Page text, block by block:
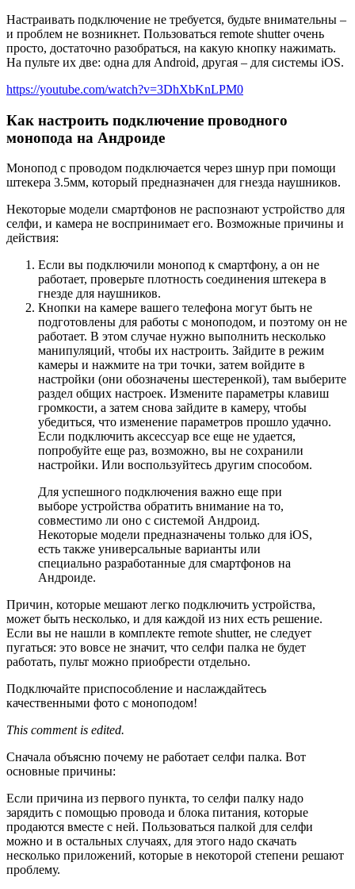
Настраивать подключение не требуется, будьте внимательны –
и проблем не возникнет. Пользоваться remote shutter очень
просто, достаточно разобраться, на какую кнопку нажимать.
На пульте их две: одна для Android, другая – для системы iOS.
https://youtube.com/watch?v=3DhXbKnLPM0
Как настроить подключение проводного
монопода на Андроиде
Монопод с проводом подключается через шнур при помощи
штекера 3.5мм, который предназначен для гнезда наушников.
Некоторые модели смартфонов не распознают устройство для
селфи, и камера не воспринимает его. Возможные причины и
действия:
Если вы подключили монопод к смартфону, а он не
работает, проверьте плотность соединения штекера в
гнезде для наушников.
Кнопки на камере вашего телефона могут быть не
подготовлены для работы с моноподом, и поэтому он не
работает. В этом случае нужно выполнить несколько
манипуляций, чтобы их настроить. Зайдите в режим
камеры и нажмите на три точки, затем войдите в
настройки (они обозначены шестеренкой), там выберите
раздел общих настроек. Измените параметры клавиш
громкости, а затем снова зайдите в камеру, чтобы
убедиться, что изменение параметров прошло удачно.
Если подключить аксессуар все еще не удается,
попробуйте еще раз, возможно, вы не сохранили
настройки. Или воспользуйтесь другим способом.
Для успешного подключения важно еще при
выборе устройства обратить внимание на то,
совместимо ли оно с системой Андроид.
Некоторые модели предназначены только для iOS,
есть также универсальные варианты или
специально разработанные для смартфонов на
Андроиде.
Причин, которые мешают легко подключить устройства,
может быть несколько, и для каждой из них есть решение.
Если вы не нашли в комплекте remote shutter, не следует
пугаться: это вовсе не значит, что селфи палка не будет
работать, пульт можно приобрести отдельно.
Подключайте приспособление и наслаждайтесь
качественными фото с моноподом!
This comment is edited.
Сначала объясню почему не работает селфи палка. Вот
основные причины:
Если причина из первого пункта, то селфи палку надо
зарядить с помощью провода и блока питания, которые
продаются вместе с ней. Пользоваться палкой для селфи
можно и в остальных случаях, для этого надо скачать
несколько приложений, которые в некоторой степени решают
проблему.